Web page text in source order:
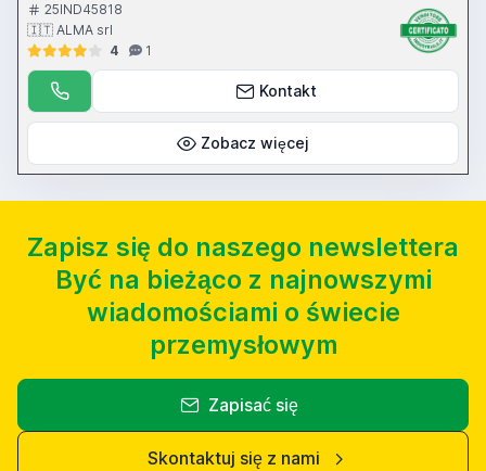
25IND45818
🇮🇹 ALMA srl
4
1
Kontakt
Zobacz więcej
Zapisz się do naszego newslettera
Być na bieżąco z najnowszymi
wiadomościami o świecie
przemysłowym
Zapisać się
Skontaktuj się z nami